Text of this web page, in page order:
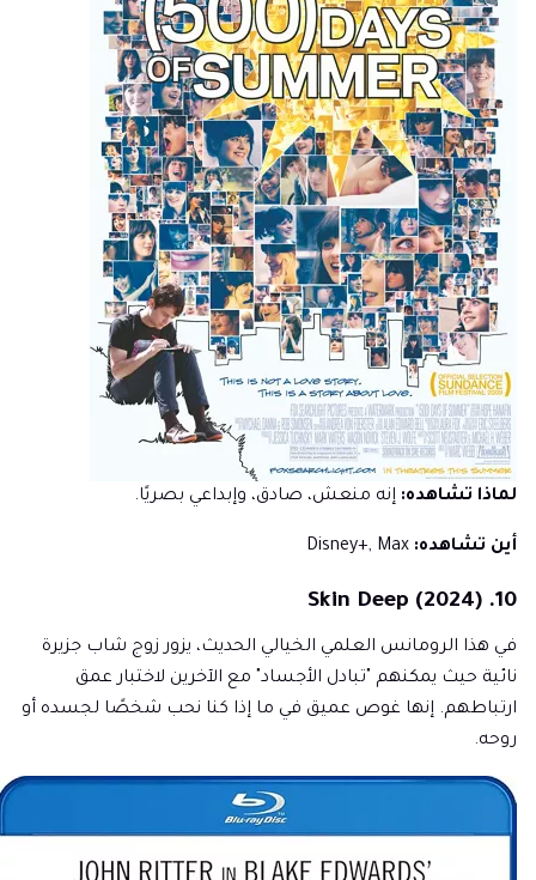
لماذا تشاهده: إنه منعش، صادق، وإبداعي بصريًا.
أين تشاهده:
10. Skin Deep (2024)
في هذا الرومانس العلمي الخيالي الحديث، يزور زوج شاب جزيرة
نائية حيث يمكنهم "تبادل الأجساد" مع الآخرين لاختبار عمق
ارتباطهم. إنها غوص عميق في ما إذا كنا نحب شخصًا لجسده أو
روحه.